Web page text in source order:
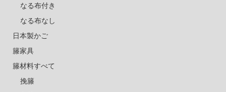
なる布付き
なる布なし
日本製かご
籐家具
籐材料すべて
挽籐